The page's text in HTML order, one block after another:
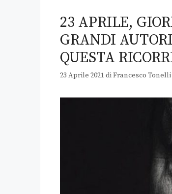
23 APRILE,
GRANDI
QUESTA
23 Aprile 2021 diFrancesco Tonelli